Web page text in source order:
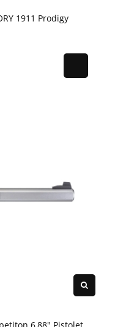
1911 Prodigy
6,88" Pistolet